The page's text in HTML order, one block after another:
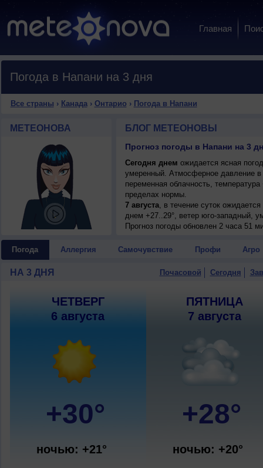
Главная
Погода в Напани на 3 дня
Все страны › Канада› Онтарио › Погода в Напани
МЕТЕОНОВА БЛОГ МЕТЕОНОВЫ
Прогноз погоды в Напани на 3
Сегодня днем ожидается ясная
умеренный. Атмосферное давление
переменная облачность,
пределах нормы.
7 августа, в течение суток
днем +27..29°, ветер юго-западный,
Прогноз погоды обновлен 2 часа 51
Погода Аллергия Самочувствие Профи Агро
НА 3 ДНЯ Почасовой Сегодня
ЧЕТВЕРГ
6 августа
+30°
ночью: +21°
ПЯТНИЦА
7 августа
+28°
ночью: +20°